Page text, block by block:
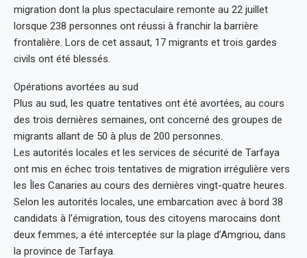
migration dont la plus spectaculaire remonte au 22 juillet
lorsque 238 personnes ont réussi à franchir la barrière
frontalière. Lors de cet assaut, 17 migrants et trois gardes
civils ont été blessés.
Opérations avortées au sud
Plus au sud, les quatre tentatives ont été avortées, au cours
des trois dernières semaines, ont concerné des groupes de
migrants allant de 50 à plus de 200 personnes.
Les autorités locales et les services de sécurité de Tarfaya
ont mis en échec trois tentatives de migration irrégulière vers
les Îles Canaries au cours des dernières vingt-quatre heures.
Selon les autorités locales, une embarcation avec à bord 38
candidats à l’émigration, tous des citoyens marocains dont
deux femmes, a été interceptée sur la plage d’Amgriou, dans
la province de Tarfaya.